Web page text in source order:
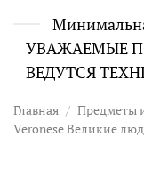
УВАЖАЕМЫЕ
ВЕДУТСЯ
Главная Предметы
Veronese Великие